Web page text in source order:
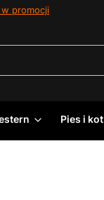
promocji
Pies i kot